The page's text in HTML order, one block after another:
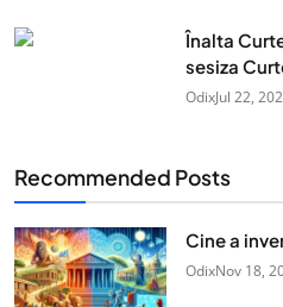
Înalta
sesiza
OdixJul 22,
Recommended Posts
Cine a
OdixNov 18,